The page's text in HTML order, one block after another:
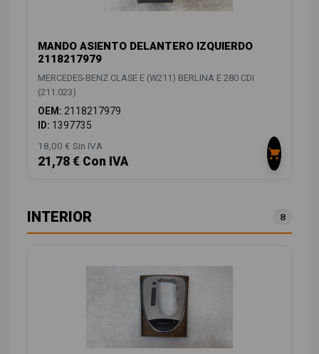
MANDO ASIENTO DELANTERO IZQUIERDO
2118217979
MERCEDES-BENZ CLASE E (W211) BERLINA E 280 CDI
(211.023)
OEM: 2118217979
ID: 1397735
18,00 € Sin IVA
21,78 € Con IVA
INTERIOR 8